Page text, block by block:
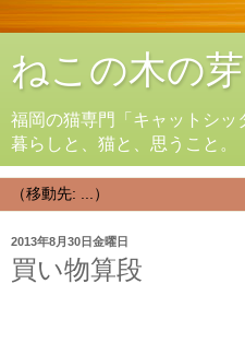
ねこの木の芽
福岡の猫専門「キャットシ
暮らしと、猫と、思うこと。
2013年8月30日金曜日
買い物算段